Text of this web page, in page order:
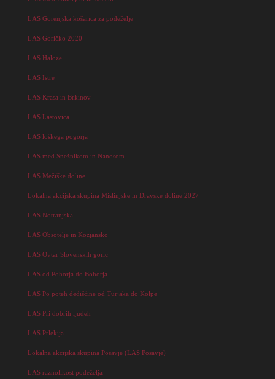
LAS Gorenjska košarica za podeželje
LAS Goričko 2020
LAS Haloze
LAS Istre
LAS Krasa in Brkinov
LAS Lastovica
LAS loškega pogorja
LAS med Snežnikom in Nanosom
LAS Mežiške doline
Lokalna akcijska skupina Mislinjske in Dravske doline 2027
LAS Notranjska
LAS Obsotelje in Kozjansko
LAS Ovtar Slovenskih goric
LAS od Pohorja do Bohorja
LAS Po poteh dediščine od Turjaka do Kolpe
LAS Pri dobrih ljudeh
LAS Prlekija
Lokalna akcijska skupina Posavje (LAS Posavje)
LAS raznolikost podeželja